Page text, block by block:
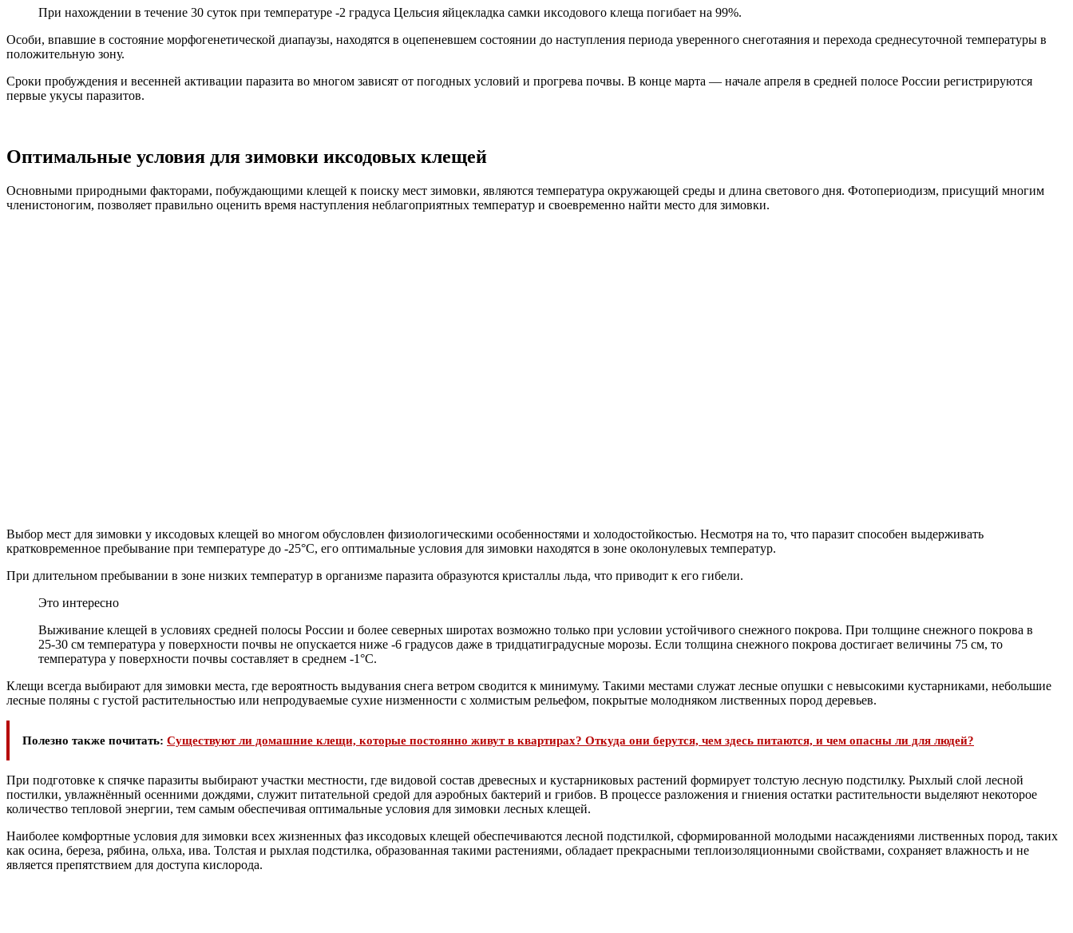
При нахождении в течение 30 суток при температуре -2 градуса Цельсия яйцекладка самки иксодового клеща погибает на 99%.
Особи, впавшие в состояние морфогенетической диапаузы, находятся в оцепеневшем состоянии до наступления периода уверенного снеготаяния и перехода среднесуточной температуры в
положительную зону.
Сроки пробуждения и весенней активации паразита во многом зависят от погодных условий и прогрева почвы. В конце марта — начале апреля в средней полосе России регистрируются
первые укусы паразитов.
Оптимальные условия для зимовки иксодовых клещей
Основными природными факторами, побуждающими клещей к поиску мест зимовки, являются температура окружающей среды и длина светового дня. Фотопериодизм, присущий многим
членистоногим, позволяет правильно оценить время наступления неблагоприятных температур и своевременно найти место для зимовки.
Выбор мест для зимовки у иксодовых клещей во многом обусловлен физиологическими особенностями и холодостойкостью. Несмотря на то, что паразит способен выдерживать
кратковременное пребывание при температуре до -25°С, его оптимальные условия для зимовки находятся в зоне околонулевых температур.
При длительном пребывании в зоне низких температур в организме паразита образуются кристаллы льда, что приводит к его гибели.
Это интересно
Выживание клещей в условиях средней полосы России и более северных широтах возможно только при условии устойчивого снежного покрова. При толщине снежного покрова в
25-30 см температура у поверхности почвы не опускается ниже -6 градусов даже в тридцатиградусные морозы. Если толщина снежного покрова достигает величины 75 см, то
температура у поверхности почвы составляет в среднем -1°С.
Клещи всегда выбирают для зимовки места, где вероятность выдувания снега ветром сводится к минимуму. Такими местами служат лесные опушки с невысокими кустарниками, небольшие
лесные поляны с густой растительностью или непродуваемые сухие низменности с холмистым рельефом, покрытые молодняком лиственных пород деревьев.
Полезно также почитать: Существуют ли домашние клещи, которые постоянно живут в квартирах? Откуда они берутся, чем здесь питаются, и чем опасны ли для людей?
При подготовке к спячке паразиты выбирают участки местности, где видовой состав древесных и кустарниковых растений формирует толстую лесную подстилку. Рыхлый слой лесной
постилки, увлажнённый осенними дождями, служит питательной средой для аэробных бактерий и грибов. В процессе разложения и гниения остатки растительности выделяют некоторое
количество тепловой энергии, тем самым обеспечивая оптимальные условия для зимовки лесных клещей.
Наиболее комфортные условия для зимовки всех жизненных фаз иксодовых клещей обеспечиваются лесной подстилкой, сформированной молодыми насаждениями лиственных пород, таких
как осина, береза, рябина, ольха, ива. Толстая и рыхлая подстилка, образованная такими растениями, обладает прекрасными теплоизоляционными свойствами, сохраняет влажность и не
является препятствием для доступа кислорода.